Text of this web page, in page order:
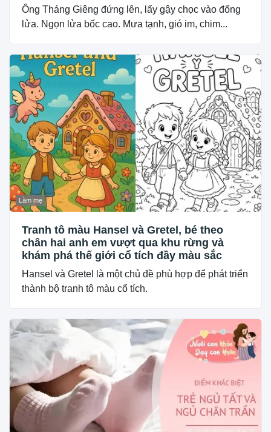
Ông Tháng Giêng đứng lên, lấy gậy chọc vào đống
lửa. Ngọn lửa bốc cao. Mưa tạnh, gió im, chim...
Làm mẹ
Tranh tô màu Hansel và Gretel, bé theo
chân hai anh em vượt qua khu rừng và
khám phá thế giới cổ tích đầy màu sắc
Hansel và Gretel là một chủ đề phù hợp để phát triển
thành bộ tranh tô màu cổ tích.